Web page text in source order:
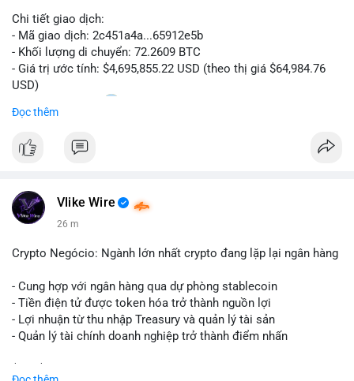
Chi tiết giao dịch:
- Mã giao dịch: 2c451a4a...65912e5b
- Khối lượng di chuyển: 72.2609 BTC
- Giá trị ước tính: $4,695,855.22 USD (theo thị giá $64,984.76
USD)
- Thời gian: 15:20
Nhận định phân tích hành vi của Cá voi dựa trên giao dịch này:
Lượng BTC trị giá gần 4,7 triệu USD được dồn vào một giao
giao dịch, áp lực bán ngắn hạn có thể gia tăng, ảnh hưởng đến
tâm lý nhà đầu tư. Ngược lại, nếu dòng tiền đổ về ví lạnh, đây
vùng giá hiện tại thay vì thoát ra.
Lời khuyên ngắn gọn cho nhà đầu tư nhỏ lẻ: Theo dõi sát địa
chỉ nhận của giao dịch này trong 24-48 giờ tới. Đừng vội hành
động theo cảm xúc khi chỉ dựa vào một lệnh chuyển đơn lẻ;
hãy quan sát thêm các lệnh tiếp theo để xác nhận xu hướng
Đọc thêm
Vlike Wire
26 m
Crypto Negócio: Ngành lớn nhất crypto đang lặp lại ngân hàng
- Cung hợp với ngân hàng qua dự phòng stablecoin
- Tiền điện tử được token hóa trở thành nguồn lợi
- Lợi nhuận từ thu nhập Treasury và quản lý tài sản
- Quản lý tài chính doanh nghiệp trở thành điểm nhấn